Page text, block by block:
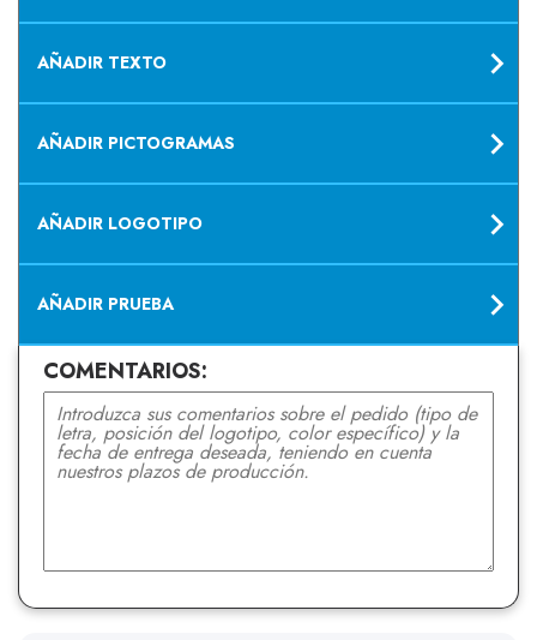
AÑADIR TEXTO
AÑADIR PICTOGRAMAS
AÑADIR LOGOTIPO
AÑADIR PRUEBA
COMENTARIOS: